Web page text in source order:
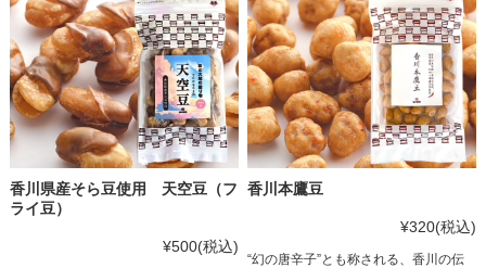
香川県産そら豆使用 天空豆（フ
ライ豆）
¥500(税込)
香川本鷹豆
¥320(税込)
“幻の唐辛子”とも称される、香川の伝